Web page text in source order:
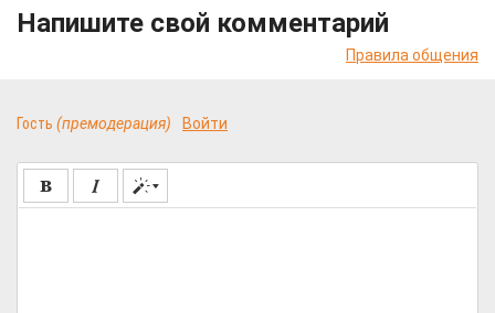
Напишите свой комментарий
Правила общения
Гость (премодерация) Войти